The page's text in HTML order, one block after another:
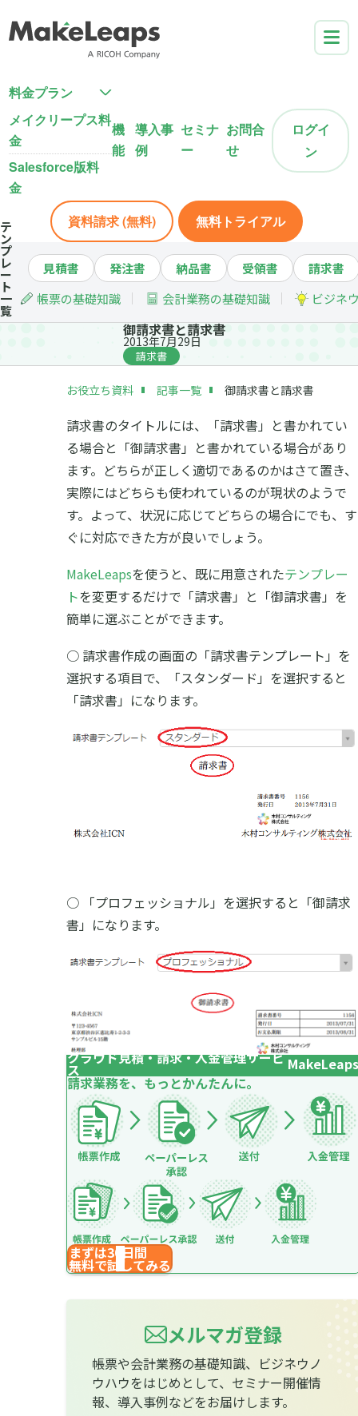
料金プラン
メイクリープス料
金
Salesforce版料
金
機
能
導入事
例
セミナ
ー
お問合
せ
ログイ
ン
資料請求 (無料) 無料トライアル
テ
ン
プ
レ
ー
ト
一
覧
見積書 発注書 納品書 受領書
請求書
帳票の基礎知識
会計業務の基礎知識 ビジネ
御請求書と請求書
2013年7月29日
請求書
お役立ち資料 記事一覧 御請求書と請求書
請求書のタイトルには、「請求書」と書かれてい
る場合と「御請求書」と書かれている場合があり
ます。どちらが正しく適切であるのかはさて置き、
実際にはどちらも使われているのが現状のようで
す。よって、状況に応じてどちらの場合にでも、す
ぐに対応できた方が良いでしょう。
MakeLeapsを使うと、既に用意されたテンプレー
トを変更するだけで「請求書」と「御請求書」を
簡単に選ぶことができます。
○ 請求書作成の画面の「請求書テンプレート」を
選択する項目で、「スタンダード」を選択すると
「請求書」になります。
○ 「プロフェッショナル」を選択すると「御請求
書」になります。
クラウド見積・請求・入金管理サービ
ス
MakeLeaps
請求業務を、もっとかんたんに。
まずは30日間
無料で試してみる
メルマガ登録
帳票や会計業務の基礎知識、ビジネウノ
ウハウをはじめとして、セミナー開催情
報、導入事例などをお届けします。